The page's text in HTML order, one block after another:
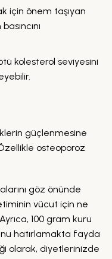
için önem taşıyan
kolesterol seviyesini
güçlenmesine
osteoporoz
göz önünde
vücut için ne
100 gram kuru
hatırlamakta fayda
olarak, diyetlerinizde